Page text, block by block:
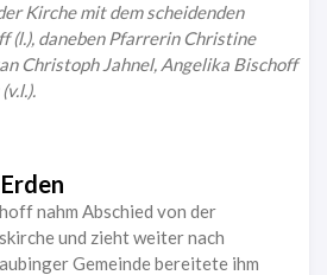
Kirche mit dem scheidenden
(l.), daneben Pfarrerin Christine
Christoph Jahnel, Angelika Bischoff
nahm Abschied von der
und zieht weiter nach
Gemeinde bereitete ihm